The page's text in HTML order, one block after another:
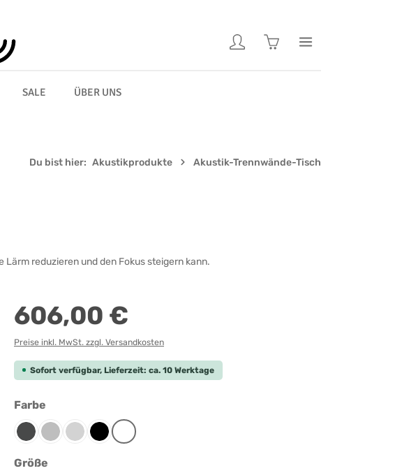
Warenkorb enthält 0
SALE ÜBER UNS
Du bist hier: Akustikprodukte Akustik-Trennwände-Tisch
reduzieren und den Fokus steigern kann.
Regulärer Preis:
606,00 €
Preise inkl. MwSt. zzgl. Versandkosten
Sofort verfügbar, Lieferzeit: ca. 10 Werktage
Farbe
AnthrazitGrau-meliert
LichtgrauSchwarz
Weiß
Größe